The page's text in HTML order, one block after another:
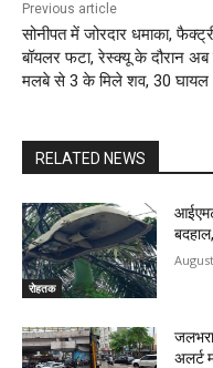
Previous article
सोनीपत में जोरदार धमाका,
बॉयलर फटा, रेस्क्यू के दौरान
मलबे से 3 के मिले शव, 30 घायल
RELATED NEWS
रोहतक
अलर्ट